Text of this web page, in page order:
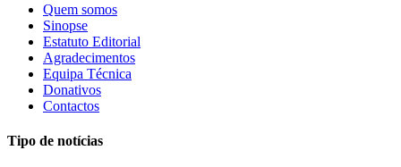
Quem somos
Sinopse
Estatuto Editorial
Agradecimentos
Equipa Técnica
Donativos
Contactos
Tipo de notícias